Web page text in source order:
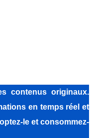
contenus originaux.
en temps réel et
le et consommez-